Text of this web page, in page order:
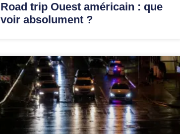
Road trip Ouest américain : que
voir absolument ?